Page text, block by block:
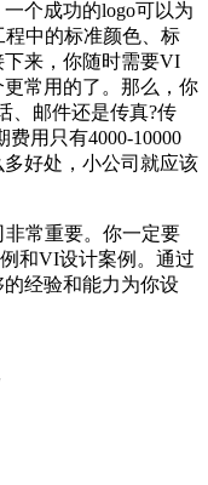
个成功的logo可以为
中的标准颜色、标
来，你随时需要VI
常用的了。那么，你
、邮件还是传真?传
用只有4000-10000
好处，小公司就应该
常重要。你一定要
和VI设计案例。通过
经验和能力为你设